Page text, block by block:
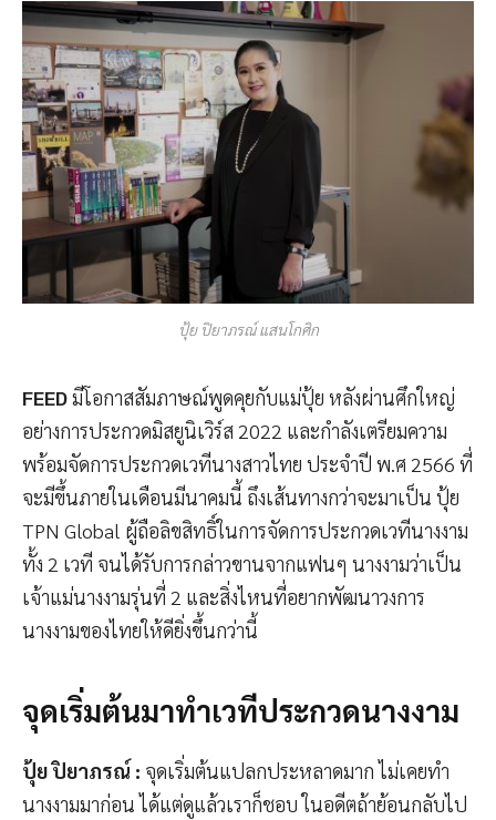
ปุ้ย ปิยาภรณ์ แสนโกศิก
FEEDมีโอกาสสัมภาษณ์พูดคุยกับแม่ปุ้ย หลังผ่านศึกใหญ่
อย่างการประกวดมิสยูนิเวิร์ส 2022 และกำลังเตรียมความ
พร้อมจัดการประกวดเวทีนางสาวไทย ประจำปี พ.ศ 2566 ที่
จะมีขึ้นภายในเดือนมีนาคมนี้ ถึงเส้นทางกว่าจะมาเป็น ปุ้ย
TPN Global ผู้ถือลิขสิทธิ์ในการจัดการประกวดเวทีนางงาม
ทั้ง 2 เวที จนได้รับการกล่าวขานจากแฟนๆ นางงามว่าเป็น
เจ้าแม่นางงามรุ่นที่ 2 และสิ่งไหนที่อยากพัฒนาวงการ
นางงามของไทยให้ดียิ่งขึ้นกว่านี้
จุดเริ่มต้นมาทำเวทีประกวดนางงาม
ปุ้ย ปิยาภรณ์ : จุดเริ่มต้นแปลกประหลาดมาก ไม่เคยทำ
นางงามมาก่อน ได้แต่ดูแล้วเราก็ชอบ ในอดีตถ้าย้อนกลับไป